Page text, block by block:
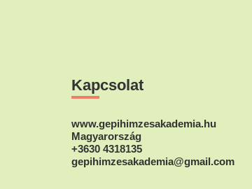
Kapcsolat
www.gepihimzesakademia.hu
Magyarország
+3630 4318135
gepihimzesakademia@gmail.com